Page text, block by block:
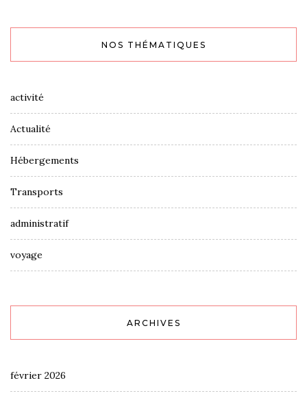
NOS THÉMATIQUES
activité
Actualité
Hébergements
Transports
administratif
voyage
ARCHIVES
février 2026